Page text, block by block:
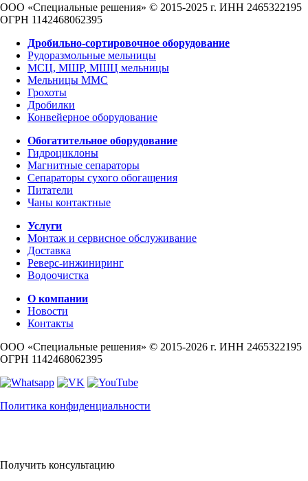
ООО «Специальные решения» © 2015-2025 г. ИНН 2465322195
ОГРН 1142468062395
Дробильно-сортировочное оборудование
Рудоразмольные мельницы
МСЦ, МШР, МШЦ мельницы
Мельницы ММС
Грохоты
Дробилки
Конвейерное оборудование
Обогатительное оборудование
Гидроциклоны
Магнитные сепараторы
Сепараторы сухого обогащения
Питатели
Чаны контактные
Услуги
Монтаж и сервисное обслуживание
Доставка
Реверс-инжиниринг
Водоочистка
О компании
Новости
Контакты
ООО «Специальные решения» © 2015-2026 г. ИНН 2465322195
ОГРН 1142468062395
Политика конфиденциальности
Получить консультацию